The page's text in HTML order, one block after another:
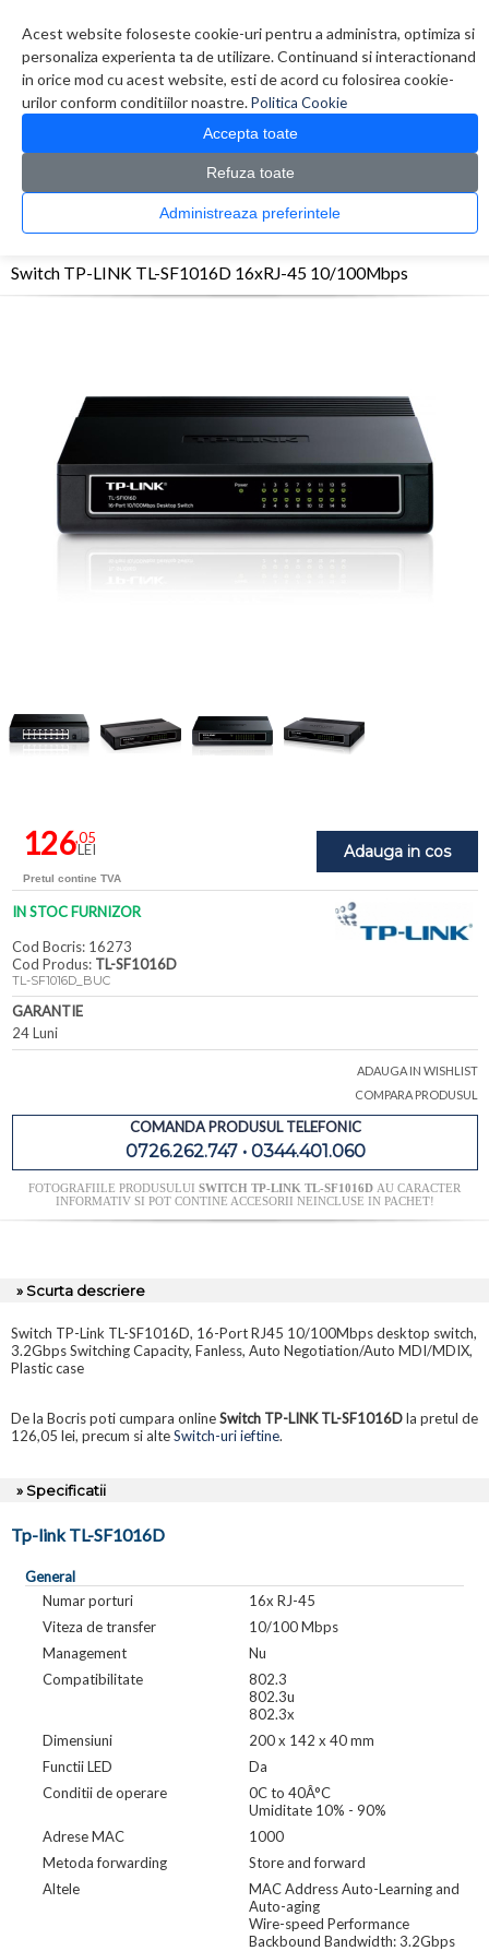
Acest website foloseste cookie-uri pentru a administra, optimiza si
personaliza experienta ta de utilizare. Continuand si interactionand
in orice mod cu acest website, esti de acord cu folosirea cookie-
urilor conform conditiilor noastre.Politica Cookie
Accepta toate
Refuza toate
Administreaza preferintele
0 produs(e)
CATALOG PRODUSE
> Switch-uri >
Switch TP-LINK TL-SF1016D 16xRJ-45
Switch TP-LINK TL-SF1016D 16xRJ-45 10/100Mbps
Adauga in cos
126,05
LEI
Pretul contine TVA
IN STOC FURNIZOR
Cod Bocris: 16273
Cod Produs: TL-SF1016D
TL-SF1016D_BUC
GARANTIE
24 Luni
ADAUGA IN WISHLIST
COMPARA PRODUSUL
COMANDA PRODUSUL TELEFONIC
0726.262.747 • 0344.401.060
FOTOGRAFIILE PRODUSULUI SWITCH TP-LINK TL-SF1016D AU CARACTER
INFORMATIV SI POT CONTINE ACCESORII NEINCLUSE IN PACHET!
» Scurta descriere
Switch TP-Link TL-SF1016D, 16-Port RJ45 10/100Mbps desktop switch,
3.2Gbps Switching Capacity, Fanless, Auto Negotiation/Auto MDI/MDIX,
Plastic case
De la Bocris poti cumpara onlineSwitch TP-LINK TL-SF1016Dla pretul de
126,05 lei, precum si alteSwitch-uri ieftine.
» Specificatii
Tp-link TL-SF1016D
General
Numar porturi
16x RJ-45
Viteza de transfer
10/100 Mbps
Management
Nu
Compatibilitate
802.3
802.3u
802.3x
Dimensiuni
200 x 142 x 40 mm
Functii LED
Da
Conditii de operare
0C to 40Â°C
Umiditate 10% - 90%
Adrese MAC
1000
Metoda forwarding
Store and forward
Altele
MAC Address Auto-Learning and
Auto-aging
Wire-speed Performance
Backbound Bandwidth: 3.2Gbps